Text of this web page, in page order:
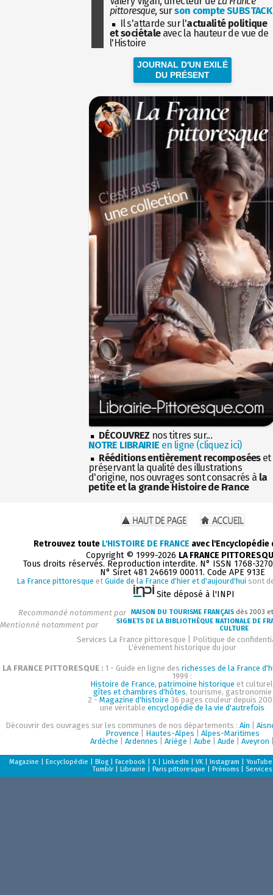
pittoresque, surson compte SUBSTACK
Il s'attarde sur l'actualité politique
et sociétaleavec la hauteur de vue de
l'Histoire
JOURNAL D'UN EXILÉ
DU PRÉSENT
DÉCOUVREZ nos titres sur...
NOTRE LIBRAIRIE en ligne (cliquez ici)
Rééditions entièrement recomposéeset
préservant la qualité des illustrations
d'origine, nos ouvrages sont consacrés à la
petite et la grande Histoire de France
Retrouvez toute L'HISTOIRE DE FRANCE avec
Copyright © 1999-2026 LA FRANCE
Tous droits réservés. Reproduction interdite. N° ISSN 1768-
N° Siret 481 246619 00011. Code APE 913E
La France pittoresque et Guide de la France d'hier et d'aujourd'hui sont
Site déposé à l'INPI
Recommandé notamment par MAISON DU TOURISME FRANÇAIS dès 2003
Mentionné notamment par
SIGNETS DE LA BIBLIOTHÈQUE NATIONALE DE
CULTURE
Services La France pittoresque
Politique de
L'événement historique du jour
LA FRANCE PITTORESQUE : 1 - Guide en ligne des richesses de la France
1999 :
Histoire de France, patrimoine historique et
gîtes et chambres d'hôtes, tourisme, gastronomie
2 - Magazine d'histoire 36 pages couleur depuis
une véritableencyclopédie de la vie d'autrefois
Découvrir des ouvrages sur les communes de nos départements :Ain |
Provence
Hautes-Alpes
Alpes-Maritimes
Ardèche |Ardennes |Ariège |Aube |Aude |Aveyron
Magazine |Encyclopédie |Blog |Facebook |X |LinkedIn |VK |Instagram |YouTube
Tumblr |Librairie |Paris pittoresque |Prénoms Services